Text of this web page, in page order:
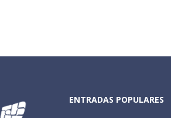
ENTRADAS POPULARES